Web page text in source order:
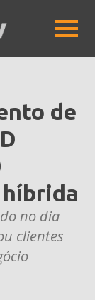
de
no dia
clientes